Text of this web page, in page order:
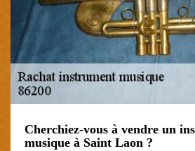
Cherchiez-vous à vendre un
musique à Saint Laon ?